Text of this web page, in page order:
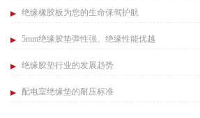
绝缘橡胶板为您的生命保驾护航​
5mm绝缘胶垫弹性强、绝缘性能优越​
绝缘胶垫行业的发展趋势​
配电室绝缘垫的耐压标准​